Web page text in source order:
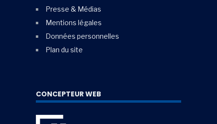
Presse & Médias
Mentions légales
Données personnelles
Plan du site
CONCEPTEUR WEB